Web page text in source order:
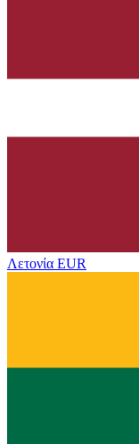
Λετονία EUR